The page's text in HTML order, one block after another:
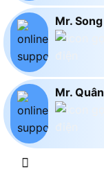
Mr. Song
Mr. Quân